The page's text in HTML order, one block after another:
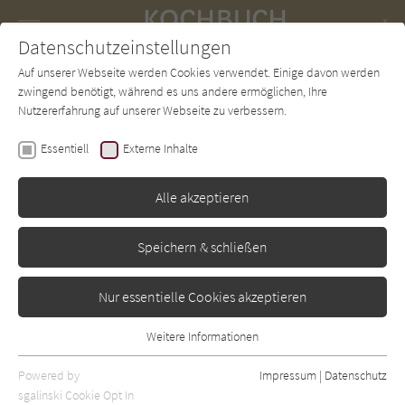
SUCHE Forum Charts Newsletter
Ute Scheffner
Typisch Ostseeküste
Erschienen: Januar 2011
0
Datenschutzeinstellungen
Auf unserer Webseite werden Cookies verwendet. Einige davon werden
zwingend benötigt, während es uns andere ermöglichen, Ihre
Nutzererfahrung auf unserer Webseite zu verbessern.
Essentiell Externe Inhalte
Alle akzeptieren
Speichern & schließen
Nur essentielle Cookies akzeptieren
Essentielle Cookies werden für grundlegende Funktionen der
Webseite benötigt. Dadurch ist gewährleistet, dass die Webseite
Weitere Informationen
Powered by
sgalinski Cookie Opt In
Impressum | Datenschutz